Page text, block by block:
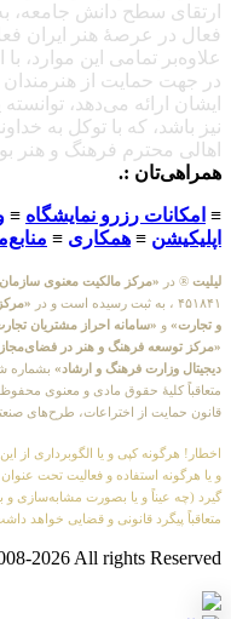
ارتقای سطح دانش جامعه،
فعال در عرصهٔ هنر ایران
علاوه‌بر تمامی این موارد،
در جهت حمایت از هنرمندان
ایشان ارائه می‌دهد،
نیز باشد، که با توکل به
اهالی محترم فرهنگ و هنر
همراهی‌تان :.
≡ امکانات رزرو نمایشگاه ≡
اپلیکیشن ≡ همکاری ≡
لیلیت ® در «مرکز مالکیت معنوی
۴۵۱۸۴۱ ، به ثبت رسیده است و در
و تجارت» و «سامانه احراز مشتریان
«مرکز توسعه فرهنگ و هنر در
دیجیتال وزارت فرهنگ و ارشاد»
متعاقباً کلیهٔ حقوق مادی و معنوی
قانون حمایت از اختراعات، طرح‌های
اخطار! هرگونه کپی و یا الگوبرداری از
و یا هرگونه استفاده و فعالیت تحت
گیرد (چه عیناً و یا بصورت مشابه‌سازی و
متعاقباً پیگرد قانونی و قضایی خواهد
2026 All rights Reserved